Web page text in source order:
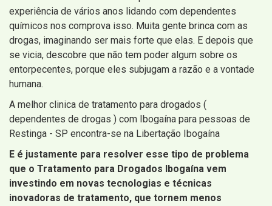
experiência de vários anos lidando com dependentes
químicos nos comprova isso. Muita gente brinca com as
drogas, imaginando ser mais forte que elas. E depois que
se vicia, descobre que não tem poder algum sobre os
entorpecentes, porque eles subjugam a razão e a vontade
humana.
A melhor clinica de tratamento para drogados (
dependentes de drogas ) com Ibogaína para pessoas de
Restinga - SP encontra-se na Libertação Ibogaína
E é justamente para resolver esse tipo de problema
que o Tratamento para Drogados Ibogaína vem
investindo em novas tecnologias e técnicas
inovadoras de tratamento, que tornem menos